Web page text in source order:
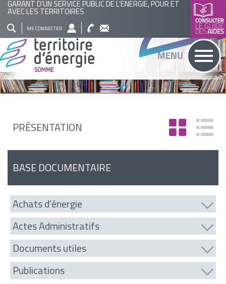
GARANT D'UN SERVICE PUBLIC DE L'ÉNERGIE, POUR ET
AVEC LES TERRITOIRES
ME CONNECTER
RECHERCHER MENU
PRÉSENTATION
BASE DOCUMENTAIRE
Achats d'énergie
Actes Administratifs
Documents utiles
Publications
QUI
SOMMES
NOUS
?
NOS
ACTIONS
ACTUALITÉS
AGENDA
BASE
DOCUMENTAIRE